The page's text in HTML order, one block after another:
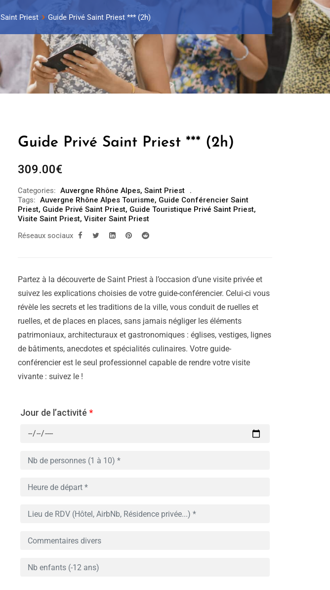
Saint Priest Guide Privé Saint Priest *** (2h)
Guide Privé Saint Priest *** (2h)
309.00€
Categories: Auvergne Rhône Alpes, Saint Priest
Tags: Auvergne Rhône Alpes Tourisme, Guide Conférencier Saint
Priest, Guide Privé Saint Priest, Guide Touristique Privé Saint Priest,
Visite Saint Priest, Visiter Saint Priest
Réseaux sociaux
Partez à la découverte de Saint Priest à l’occasion d’une visite privée et
suivez les explications choisies de votre guide-conférencier. Celui-ci vous
révèle les secrets et les traditions de la ville, vous conduit de ruelles et
ruelles, et de places en places, sans jamais négliger les éléments
patrimoniaux, architecturaux et gastronomiques : églises, vestiges, lignes
de bâtiments, anecdotes et spécialités culinaires. Votre guide-
conférencier est le seul professionnel capable de rendre votre visite
vivante : suivez le !
Jour de l’activité *